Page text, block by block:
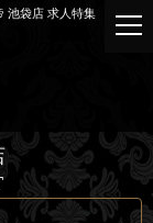
池袋店 求人特集
t
e
n
v